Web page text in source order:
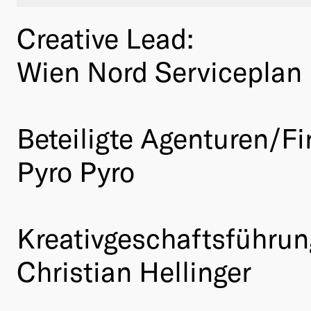
Creative Lead:
Wien Nord Serviceplan
Beteiligte Agenturen/
Pyro Pyro
Christian Hellinger